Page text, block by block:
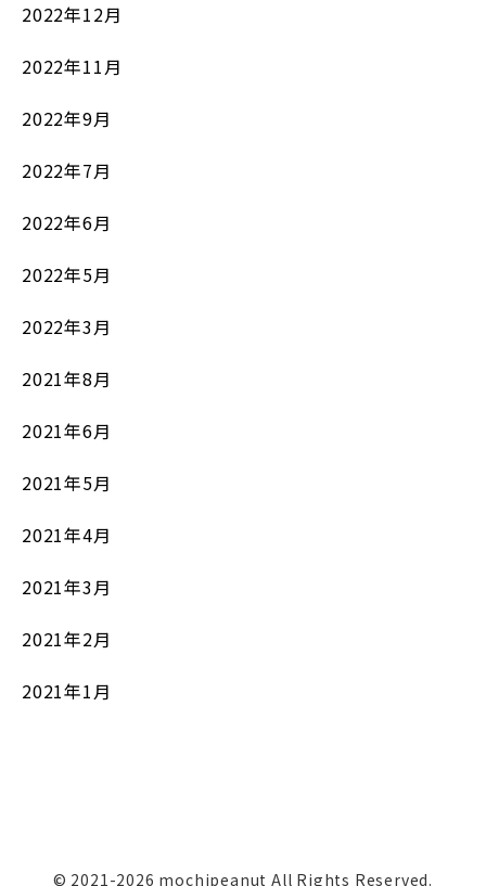
2022年12月
2022年11月
2022年9月
2022年7月
2022年6月
2022年5月
2022年3月
2021年8月
2021年6月
2021年5月
2021年4月
2021年3月
2021年2月
2021年1月
© 2021-2026 mochipeanut All Rights Reserved.